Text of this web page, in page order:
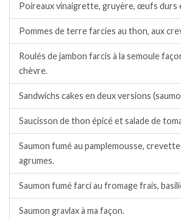
Poireaux vinaigrette, gruyère, œufs
Pommes de terre farcies au thon, aux
Roulés de jambon farcis à la semoule
chèvre.
Sandwichs cakes en deux versions
Saucisson de thon épicé et salade de
Saumon fumé au pamplemousse,
agrumes.
Saumon fumé farci au fromage frais,
Saumon gravlax à ma façon.